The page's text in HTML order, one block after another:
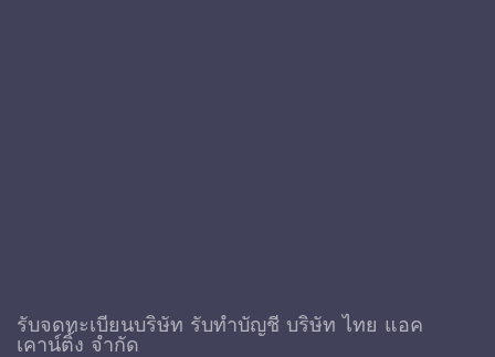
รับจดทะเบียนบริษัท รับทําบัญชี บริษัท ไทย แอค
เคาน์ติ้ง จำกัด